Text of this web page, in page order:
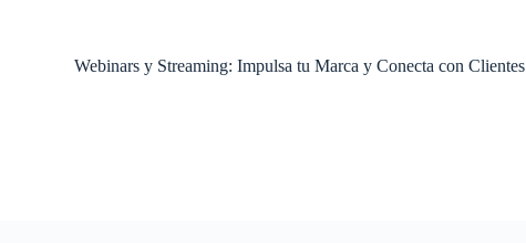
Webinars y Streaming: Impulsa tu Marca y Conecta con Clientes